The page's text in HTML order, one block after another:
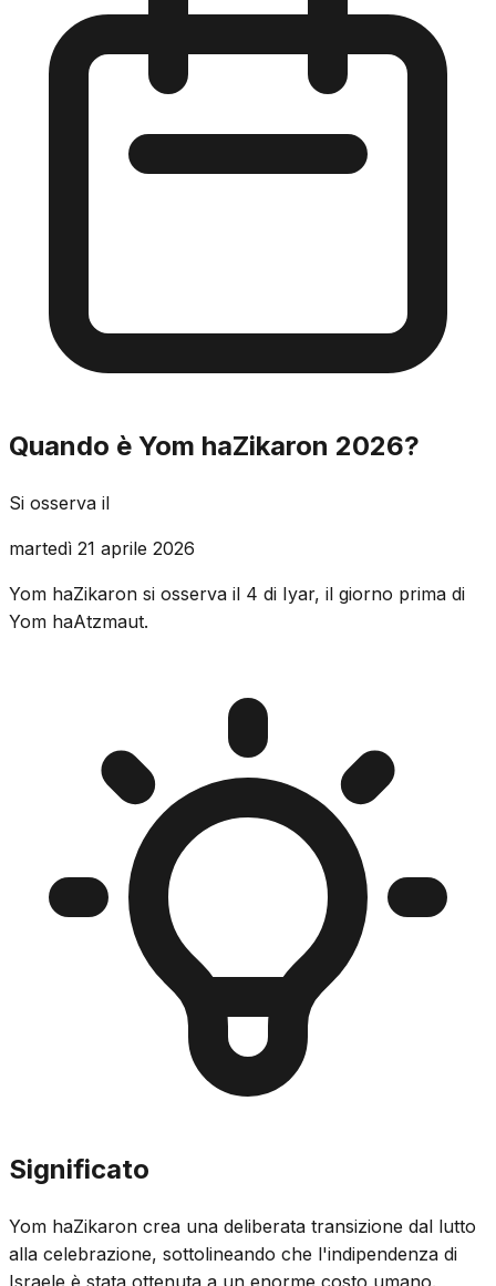
Quando è Yom haZikaron 2026?
Si osserva il
martedì 21 aprile 2026
Yom haZikaron si osserva il 4 di Iyar, il giorno prima di
Yom haAtzmaut.
Significato
Yom haZikaron crea una deliberata transizione dal lutto
alla celebrazione, sottolineando che l'indipendenza di
Israele è stata ottenuta a un enorme costo umano.